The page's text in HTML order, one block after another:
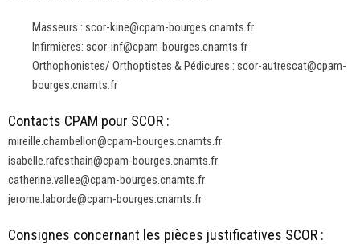
Masseurs : scor-kine@cpam-bourges.cnamts.fr
Infirmières: scor-inf@cpam-bourges.cnamts.fr
Orthophonistes/ Orthoptistes & Pédicures : scor-autrescat@cpam-
bourges.cnamts.fr
Contacts CPAM pour SCOR :
mireille.chambellon@cpam-bourges.cnamts.fr
isabelle.rafesthain@cpam-bourges.cnamts.fr
catherine.vallee@cpam-bourges.cnamts.fr
jerome.laborde@cpam-bourges.cnamts.fr
Consignes concernant les pièces justificatives SCOR :